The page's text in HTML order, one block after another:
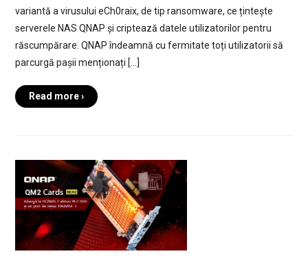
variantă a virusului eCh0raix, de tip ransomware, ce țintește
serverele NAS QNAP și criptează datele utilizatorilor pentru
răscumpărare. QNAP îndeamnă cu fermitate toți utilizatorii să
parcurgă pașii menționați […]
Read more ›